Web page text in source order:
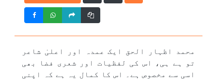
محمد اظہار الحق ایک عمدہ اور اعلیٰ شاعر
تو ہے ہی، اس کی لفظیات اور شعری فضا بھی
اسی سے مخصوص ہے۔ اس کا کمال یہ ہے کہ اپنی